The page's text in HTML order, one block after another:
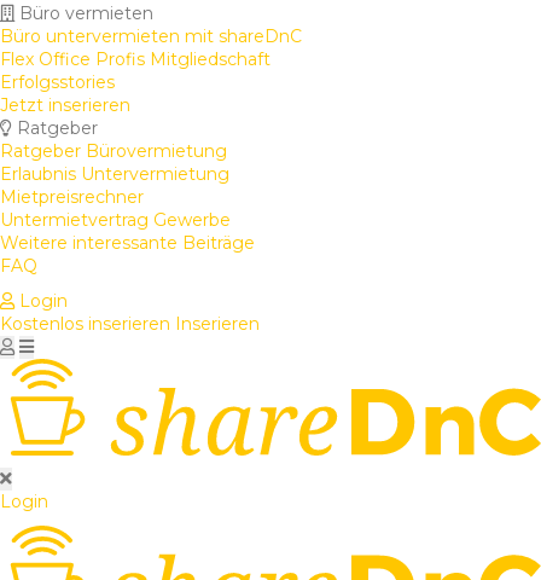
Büro vermieten
Büro untervermieten mit shareDnC
Flex Office Profis Mitgliedschaft
Erfolgsstories
Jetzt inserieren
Ratgeber
Ratgeber Bürovermietung
Erlaubnis Untervermietung
Mietpreisrechner
Untermietvertrag Gewerbe
Weitere interessante Beiträge
FAQ
Login
Kostenlos inserieren Inserieren
Login